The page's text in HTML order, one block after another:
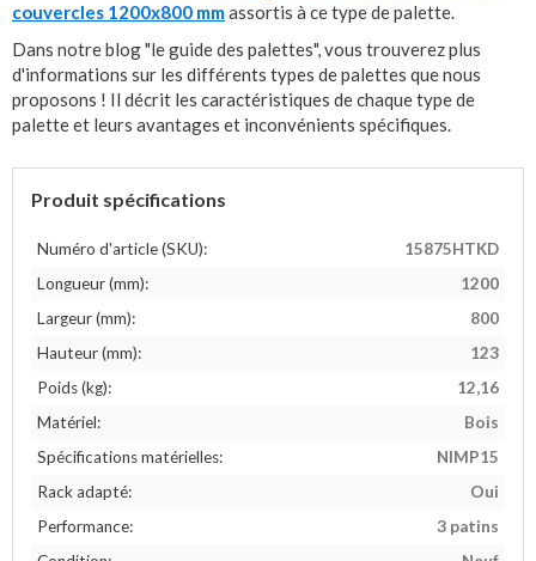
couvercles 1200x800 mmassortis à ce type de palette.
Dans notre blog "le guide des palettes", vous trouverez plus
d'informations sur les différents types de palettes que nous
proposons ! Il décrit les caractéristiques de chaque type de
palette et leurs avantages et inconvénients spécifiques.
Produit spécifications
Numéro d'article (SKU):
15875HTKD
Longueur (mm):
1200
Largeur (mm):
800
Hauteur (mm):
123
Poids (kg):
12,16
Matériel:
Bois
Spécifications matérielles:
NIMP15
Rack adapté:
Oui
Performance:
3 patins